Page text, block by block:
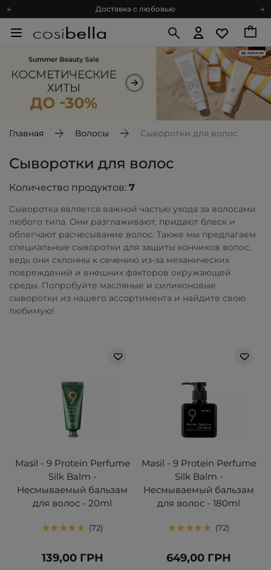
Доставка с любовью
Подарочные карты
Спроси косметолога
Познакомимся?
Доставка с любовью
Блог
Главная Волосы Сыворотки для волос
Сыворотки для волос
Количество продуктов: 7
Сыворотка является важной частью ухода за волосами
любого типа. Они разглаживают, придают блеск и
облегчают расчесывание волос. Также мы предлагаем
специальные сыворотки для защиты кончиков волос,
ведь они склонны к сечению из-за механических
повреждений и внешних факторов окружающей
среды. Попробуйте масляные и силиконовые
сыворотки из нашего ассортимента и найдите свою
любимую!
Masil - 9 Protein Perfume
Silk Balm -
Несмываемый бальзам
для волос - 20ml
72
139,00 ГРН
Masil - 9 Protein Perfume
Silk Balm -
Несмываемый бальзам
для волос - 180ml
72
649,00 ГРН